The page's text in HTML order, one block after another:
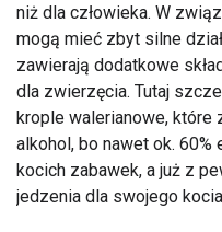
niż dla człowieka. W
mogą mieć zbyt silne
zawierają dodatkowe
dla zwierzęcia. Tutaj
krople walerianowe, które
alkohol, bo nawet ok. 60%
kocich zabawek, a już z
jedzenia dla swojego